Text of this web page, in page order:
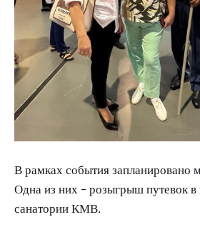
В рамках события запланировано
Одна из них - розыгрыш путевок
санатории КМВ.